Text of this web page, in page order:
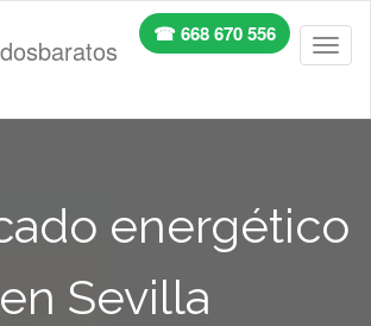
☎ 668 670 556
energético
en Sevilla